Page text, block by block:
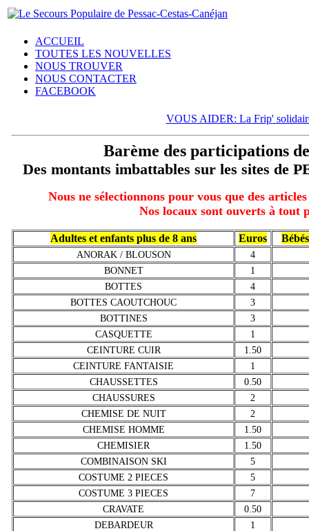
ACCUEIL
TOUTES LES NOUVELLES
NOUS TROUVER
NOUS CONTACTER
FACEBOOK
VOUS AIDER: La Frip'
Barème des participations
Des montants imbattables sur les sites de
Nous ne sélectionnons pour vous que des
Nos locaux sont ouverts à tout
Adultes et enfants plus de 8 ans Euros
ANORAK / BLOUSON
4
BONNET
1
BOTTES
4
BOTTES CAOUTCHOUC
3
BOTTINES
3
CASQUETTE
1
CEINTURE CUIR
1.50
CEINTURE FANTAISIE
1
CHAUSSETTES
0.50
CHAUSSURES
2
CHEMISE DE NUIT
2
CHEMISE HOMME
1.50
CHEMISIER
1.50
COMBINAISON SKI
5
COSTUME 2 PIECES
5
COSTUME 3 PIECES
7
CRAVATE
0.50
DEBARDEUR
1